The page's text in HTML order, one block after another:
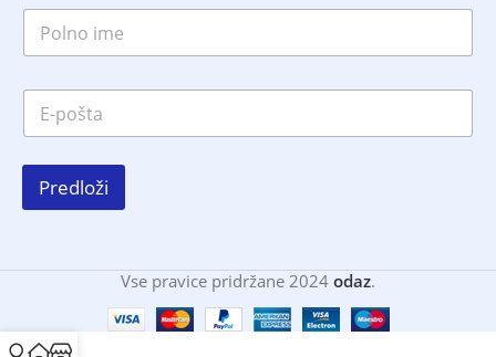
P
l
m
e
E
p
o
t
Predloži
Vse pravice pridržane 2024 odaz.